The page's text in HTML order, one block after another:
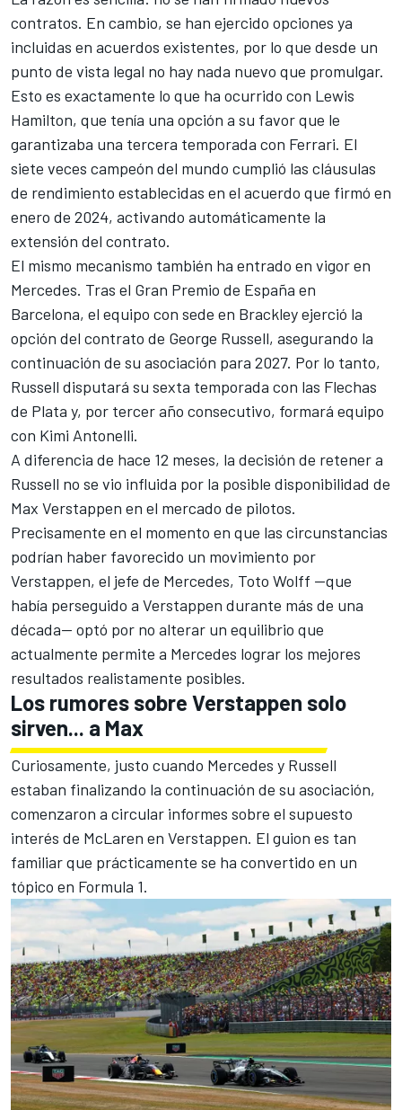
contratos. En cambio, se han ejercido opciones ya
incluidas en acuerdos existentes, por lo que desde un
punto de vista legal no hay nada nuevo que promulgar.
Esto es exactamente lo que ha ocurrido con Lewis
Hamilton, que tenía una opción a su favor que le
garantizaba una tercera temporada con Ferrari. El
siete veces campeón del mundo cumplió las cláusulas
de rendimiento establecidas en el acuerdo que firmó en
enero de 2024, activando automáticamente la
extensión del contrato.
El mismo mecanismo también ha entrado en vigor en
Mercedes. Tras el Gran Premio de España en
Barcelona, el equipo con sede en Brackley ejerció la
opción del contrato de George Russell, asegurando la
continuación de su asociación para 2027. Por lo tanto,
Russell disputará su sexta temporada con las Flechas
de Plata y, por tercer año consecutivo, formará equipo
con Kimi Antonelli.
A diferencia de hace 12 meses, la decisión de retener a
Russell no se vio influida por la posible disponibilidad de
Max Verstappen en el mercado de pilotos.
Precisamente en el momento en que las circunstancias
podrían haber favorecido un movimiento por
Verstappen, el jefe de Mercedes, Toto Wolff —que
había perseguido a Verstappen durante más de una
década— optó por no alterar un equilibrio que
actualmente permite a Mercedes lograr los mejores
resultados realistamente posibles.
Los rumores sobre Verstappen solo
sirven... a Max
Curiosamente, justo cuando Mercedes y Russell
estaban finalizando la continuación de su asociación,
comenzaron a circular informes sobre el supuesto
interés de McLaren en Verstappen. El guion es tan
familiar que prácticamente se ha convertido en un
tópico en Formula 1.